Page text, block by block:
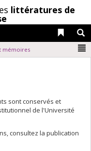
littératures de
Liens
mémoires
sont conservés et
de l'Université
consultez la publication